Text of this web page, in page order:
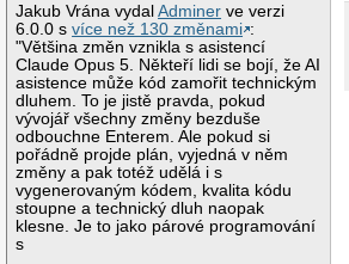
Jakub Vrána vydalAdminer ve verzi
6.0.0 svíce než 130 změnami :
"Většina změn vznikla s asistencí
Claude Opus 5. Někteří lidi se bojí, že AI
asistence může kód zamořit technickým
dluhem. To je jistě pravda, pokud
vývojář všechny změny bezduše
odbouchne Enterem. Ale pokud si
pořádně projde plán, vyjedná v něm
změny a pak totéž udělá i s
vygenerovaným kódem, kvalita kódu
stoupne a technický dluh naopak
klesne. Je to jako párové programování
s